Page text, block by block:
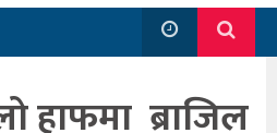
हाफमा ब्राजिल